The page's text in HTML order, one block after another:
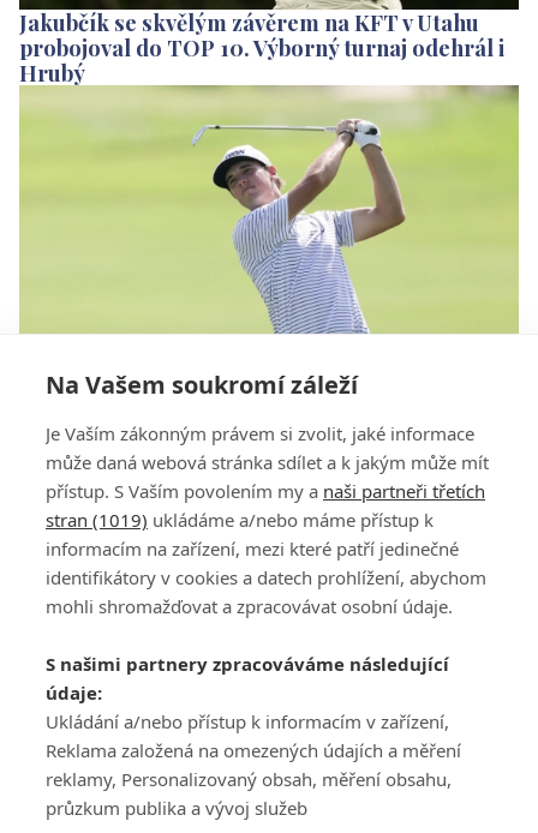
Na Vašem soukromí záleží
Je Vaším zákonným právem si zvolit, jaké informace
může daná webová stránka sdílet a k jakým může mít
přístup. S Vaším povolením my a naši partneři třetích
stran (1019) ukládáme a/nebo máme přístup k
informacím na zařízení, mezi které patří jedinečné
identifikátory v cookies a datech prohlížení, abychom
mohli shromažďovat a zpracovávat osobní údaje.
S našimi partnery zpracováváme následující
údaje:
Ukládání a/nebo přístup k informacím v zařízení,
Reklama založená na omezených údajích a měření
reklamy, Personalizovaný obsah, měření obsahu,
průzkum publika a vývoj služeb
Jakubčík se skvělým závěrem na KFT v Utahu
probojoval do TOP 10. Výborný turnaj odehrál i
Hrubý
Jakubčík se na KFT blýskl kolem za 64 ran, s
Hrubým v Utahu zaútočí ve finále na TOP 10
Všeobecné obchodní
podmínky služby
GolfExtra.cz Premium
Podmínky zpracování
osobních údajů při
ATV CZ, s.r.o.
140 00 Praha 4